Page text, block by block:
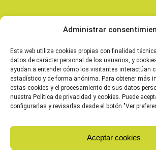
Administrar
Esta web utiliza cookies propias con finalidad
datos de carácter personal de los usuarios, y
ayudan a entender cómo los visitantes interactúan
estadístico y de forma anónima. Para obtener más
estas cookies y el procesamiento de sus datos
nuestra Política de privacidad y cookies. Puede
configurarlas y revisarlas desde el botón "Ver
Aceptar cookies